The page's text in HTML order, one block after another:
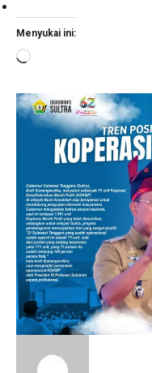
Menyukai ini:
Memuat...